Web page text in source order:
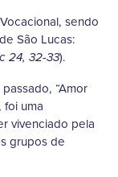
sendo
São Lucas:
24, 32-33).
“Amor
foi uma
vivenciado pela
grupos de